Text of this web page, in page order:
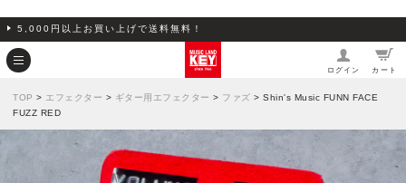
5,000円以上お買い上げで送料無料！
ログイン カート
TOP > エフェクター > ギター用エフェクター > ファズ > Shin's Music FUNN FACE
FUZZ RED